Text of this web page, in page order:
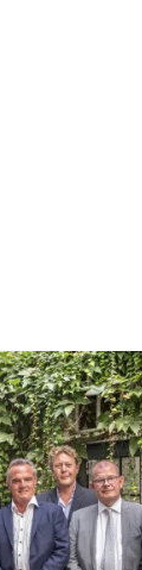
ein
gegründet
Beratungs-